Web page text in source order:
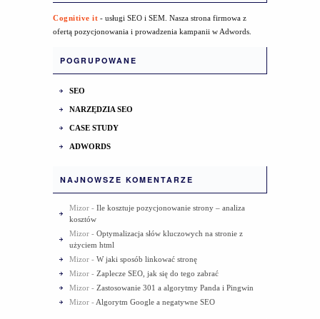
Cognitive it - usługi SEO i SEM. Nasza strona firmowa z
ofertą pozycjonowania i prowadzenia kampanii w Adwords.
POGRUPOWANE
SEO
NARZĘDZIA SEO
CASE STUDY
ADWORDS
NAJNOWSZE KOMENTARZE
Mizor - Ile kosztuje pozycjonowanie strony – analiza
kosztów
Mizor - Optymalizacja słów kluczowych na stronie z
użyciem html
Mizor - W jaki sposób linkować stronę
Mizor - Zaplecze SEO, jak się do tego zabrać
Mizor - Zastosowanie 301 a algorytmy Panda i Pingwin
Mizor - Algorytm Google a negatywne SEO